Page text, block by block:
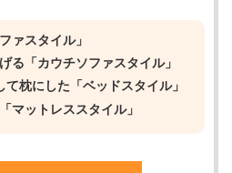
ァスタイル」
る「カウチソファスタイル」
枕にした「ベッドスタイル」
マットレススタイル」